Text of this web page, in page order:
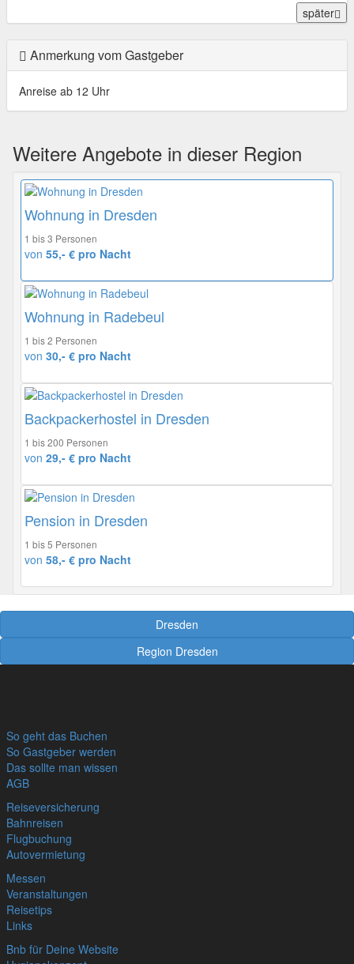
später
Anmerkung vom Gastgeber
Anreise ab 12 Uhr
Weitere Angebote in dieser Region
Wohnung in Dresden
1 bis 3 Personen
von 55,- € pro Nacht
Wohnung in Radebeul
1 bis 2 Personen
von 30,- € pro Nacht
Backpackerhostel in Dresden
1 bis 200 Personen
von 29,- € pro Nacht
Pension in Dresden
1 bis 5 Personen
von 58,- € pro Nacht
Dresden
Region Dresden
So geht das Buchen
So Gastgeber werden
Das sollte man wissen
AGB
Reiseversicherung
Bahnreisen
Flugbuchung
Autovermietung
Messen
Veranstaltungen
Reisetips
Links
Bnb für Deine Website